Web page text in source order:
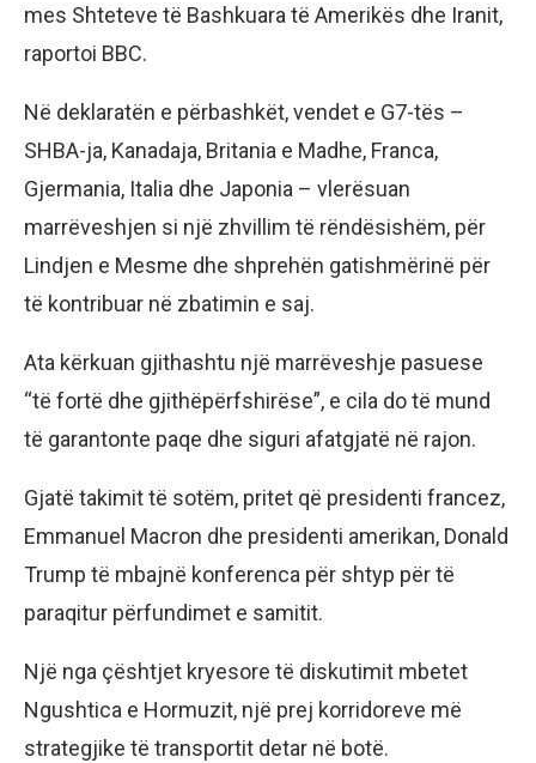
mes Shteteve të Bashkuara të Amerikës dhe Iranit,
raportoi BBC.
Në deklaratën e përbashkët, vendet e G7-tës –
SHBA-ja, Kanadaja, Britania e Madhe, Franca,
Gjermania, Italia dhe Japonia – vlerësuan
marrëveshjen si një zhvillim të rëndësishëm, për
Lindjen e Mesme dhe shprehën gatishmërinë për
të kontribuar në zbatimin e saj.
Ata kërkuan gjithashtu një marrëveshje pasuese
“të fortë dhe gjithëpërfshirëse”, e cila do të mund
të garantonte paqe dhe siguri afatgjatë në rajon.
Gjatë takimit të sotëm, pritet që presidenti francez,
Emmanuel Macron dhe presidenti amerikan, Donald
Trump të mbajnë konferenca për shtyp për të
paraqitur përfundimet e samitit.
Një nga çështjet kryesore të diskutimit mbetet
Ngushtica e Hormuzit, një prej korridoreve më
strategjike të transportit detar në botë.